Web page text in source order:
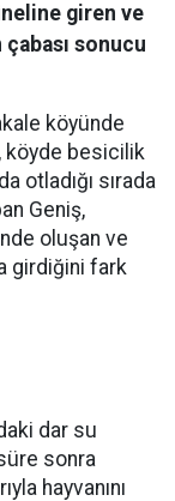
giren ve
çabası sonucu
köyünde
köyde besicilik
otladığı sırada
Geniş,
oluşan ve
girdiğini fark
dar su
sonra
hayvanını